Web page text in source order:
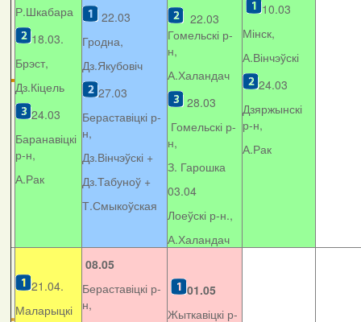
Р.Шкабара
18.03.
Брэст,
Дз.Кіцель
24.03
Баранавіцкі
р-н,
А.Рак
22.03
Гродна,
Дз.Якубовіч
27.03
Бераставіцкі р-
н,
Дз.Вінчэўскі +
Дз.Табуноў +
Т.Смыкоўская
22.03
Гомельскі р-
н,
А.Халандач
28.03
Гомельскі р-
н,
З. Гарошка
03.04
Лоеўскі р-н.,
А.Халандач
10.03
Мінск,
А.Вінчэўскі
24.03
Дзяржынскі
р-н,
А.Рак
21.04.
Маларыцкі
08.05
Бераставіцкі р-
н,
01.05
Жыткавіцкі р-